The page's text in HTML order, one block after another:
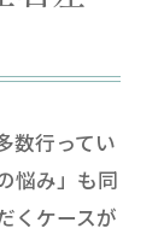
数行ってい
悩み」も同
くケースが